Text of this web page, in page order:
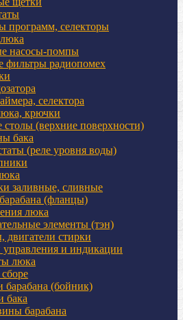
программ, селекторы
насосы-помпы
фильтры радиопомех
селектора
крючки
столы (верхние поверхности)
бака
(реле уровня воды)
заливные, сливные
(фланцы)
люка
элементы (тэн)
двигатели стирки
и индикации
люка
барабана (бойник)
бака
барабана